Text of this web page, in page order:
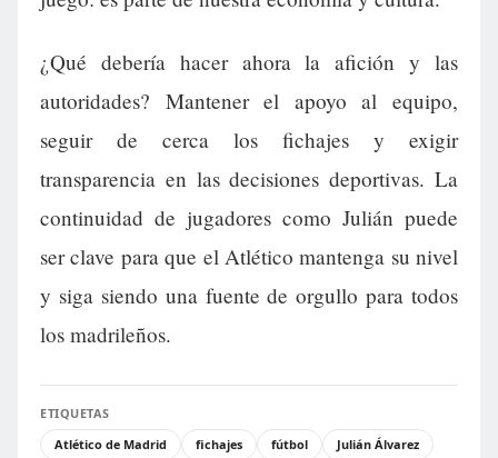
¿Qué debería hacer ahora la afición y las
autoridades? Mantener el apoyo al equipo,
seguir de cerca los fichajes y exigir
transparencia en las decisiones deportivas. La
continuidad de jugadores como Julián puede
ser clave para que el Atlético mantenga su nivel
y siga siendo una fuente de orgullo para todos
los madrileños.
ETIQUETAS
Atlético de Madrid
fichajes fútbol
Julián Álvarez